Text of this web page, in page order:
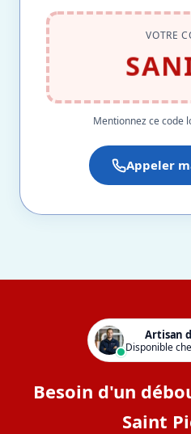
VOTRE
Mentionnez ce code
Appeler
Artisan
Disponible
Besoin d'un
Saint